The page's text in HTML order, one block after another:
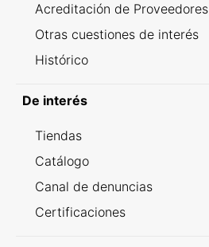
Acreditación de Proveedores
Otras cuestiones de interés
Histórico
De interés
Tiendas
Catálogo
Canal de denuncias
Certificaciones